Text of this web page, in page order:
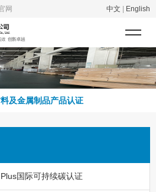
网 中文 English
及金属制品产品认证
国际可持续碳认证